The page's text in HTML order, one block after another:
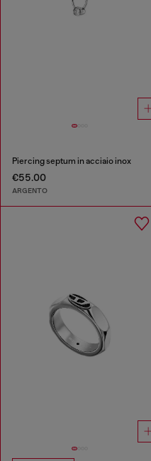
Piercing septum in acciaio inox
€55.00
ARGENTO